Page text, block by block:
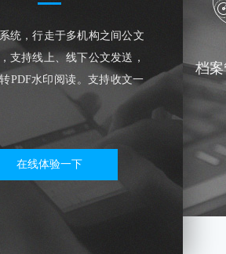
统，行走于多机构之间公文
支持线上、线下公文发送，
PDF水印阅读。支持收文一
在线体验一下
档